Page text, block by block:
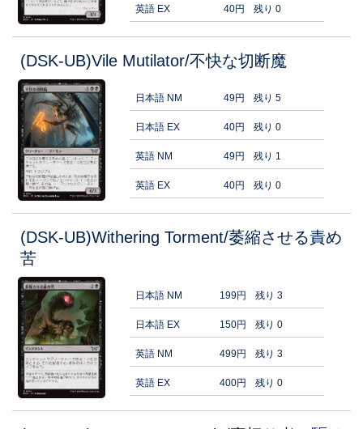
英語 EX 40円 残り 0
(DSK-UB)Vile Mutilator/不快な切断魔
日本語 NM 49円 残り 5
日本語 EX 40円 残り 0
英語 NM 49円 残り 1
英語 EX 40円 残り 0
(DSK-UB)Withering Torment/萎縮させる責め
苦
日本語 NM 199円 残り 3
日本語 EX 150円 残り 0
英語 NM 499円 残り 3
英語 EX 400円 残り 0